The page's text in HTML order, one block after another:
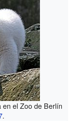
en el Zoo de Berlín
.